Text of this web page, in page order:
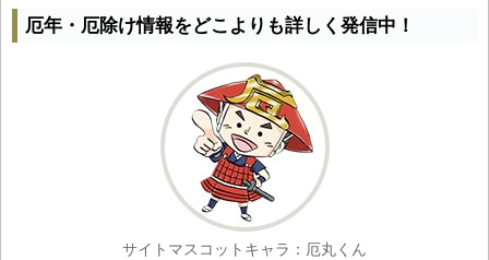
厄年・厄除け情報をどこよりも詳しく発信中！
サイトマスコットキャラ：厄丸くん